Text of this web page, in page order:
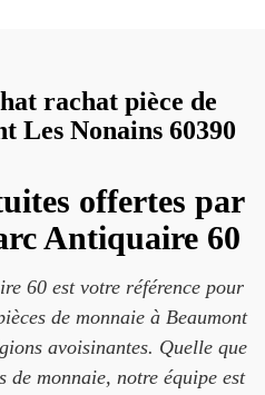
rachat pièce de
Les Nonains 60390
offertes par
Antiquaire 60
60 est votre référence pour
de monnaie à Beaumont
avoisinantes. Quelle que
de monnaie, notre équipe est